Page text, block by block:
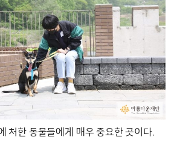
처한 동물들에게 매우 중요한 곳이다.